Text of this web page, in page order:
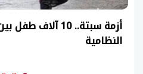
أزمة سبتة.. 10
النظامية